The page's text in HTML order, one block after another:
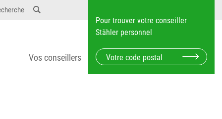
Pour trouver votre conseiller
Stähler personnel
Vos conseillers
Dosierungen: test 123 dfasdf asdfW134 245 34"